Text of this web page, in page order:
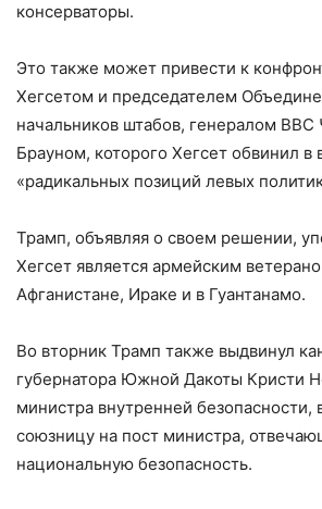
консерваторы.
Это также может привести к
Хегсетом и председателем
начальников штабов, генералом ВВС
Брауном, которого Хегсет обвинил в
«радикальных позиций левых
Трамп, объявляя о своем решении,
Хегсет является армейским
Афганистане, Ираке и в Гуантанамо.
Во вторник Трамп также выдвинул
губернатора Южной Дакоты Кристи
министра внутренней безопасности,
союзницу на пост министра,
национальную безопасность.